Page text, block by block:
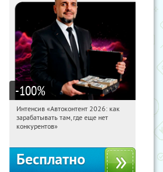
-100%
09:02:53 Получили:
Россия
Интенсив «Автоконтент 2026: как
зарабатывать там, где еще нет
конкурентов»
Бесплатно